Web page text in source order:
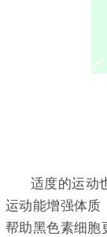
适度的运动也
运动能增强体质
帮助黑色素细胞